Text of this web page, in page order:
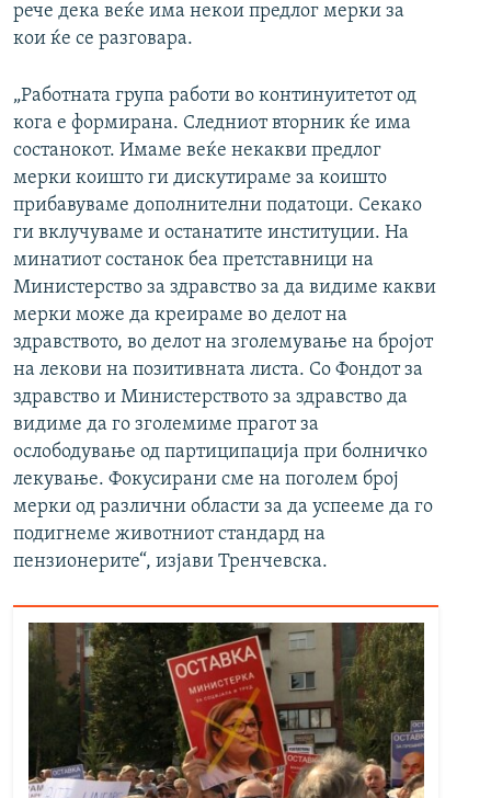
рече дека веќе има некои предлог мерки за
кои ќе се разговара.
„Работната група работи во континуитетот од
кога е формирана. Следниот вторник ќе има
состанокот. Имаме веќе некакви предлог
мерки коишто ги дискутираме за коишто
прибавуваме дополнителни податоци. Секако
ги вклучуваме и останатите институции. На
минатиот состанок беа претставници на
Министерство за здравство за да видиме какви
мерки може да креираме во делот на
здравството, во делот на зголемување на бројот
на лекови на позитивната листа. Со Фондот за
здравство и Министерството за здравство да
видиме да го зголемиме прагот за
ослободување од партиципација при болничко
лекување. Фокусирани сме на поголем број
мерки од различни области за да успееме да го
подигнеме животниот стандард на
пензионерите“, изјави Тренчевска.